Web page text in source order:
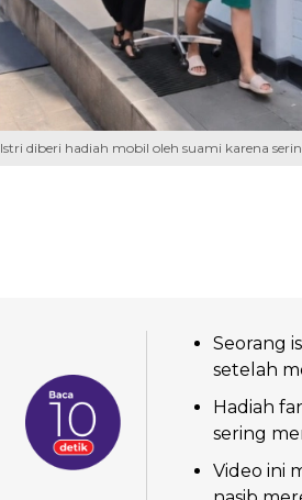
Istri diberi hadiah mobil oleh suami karena
Seorang
setelah
Hadiah
sering
Video ini